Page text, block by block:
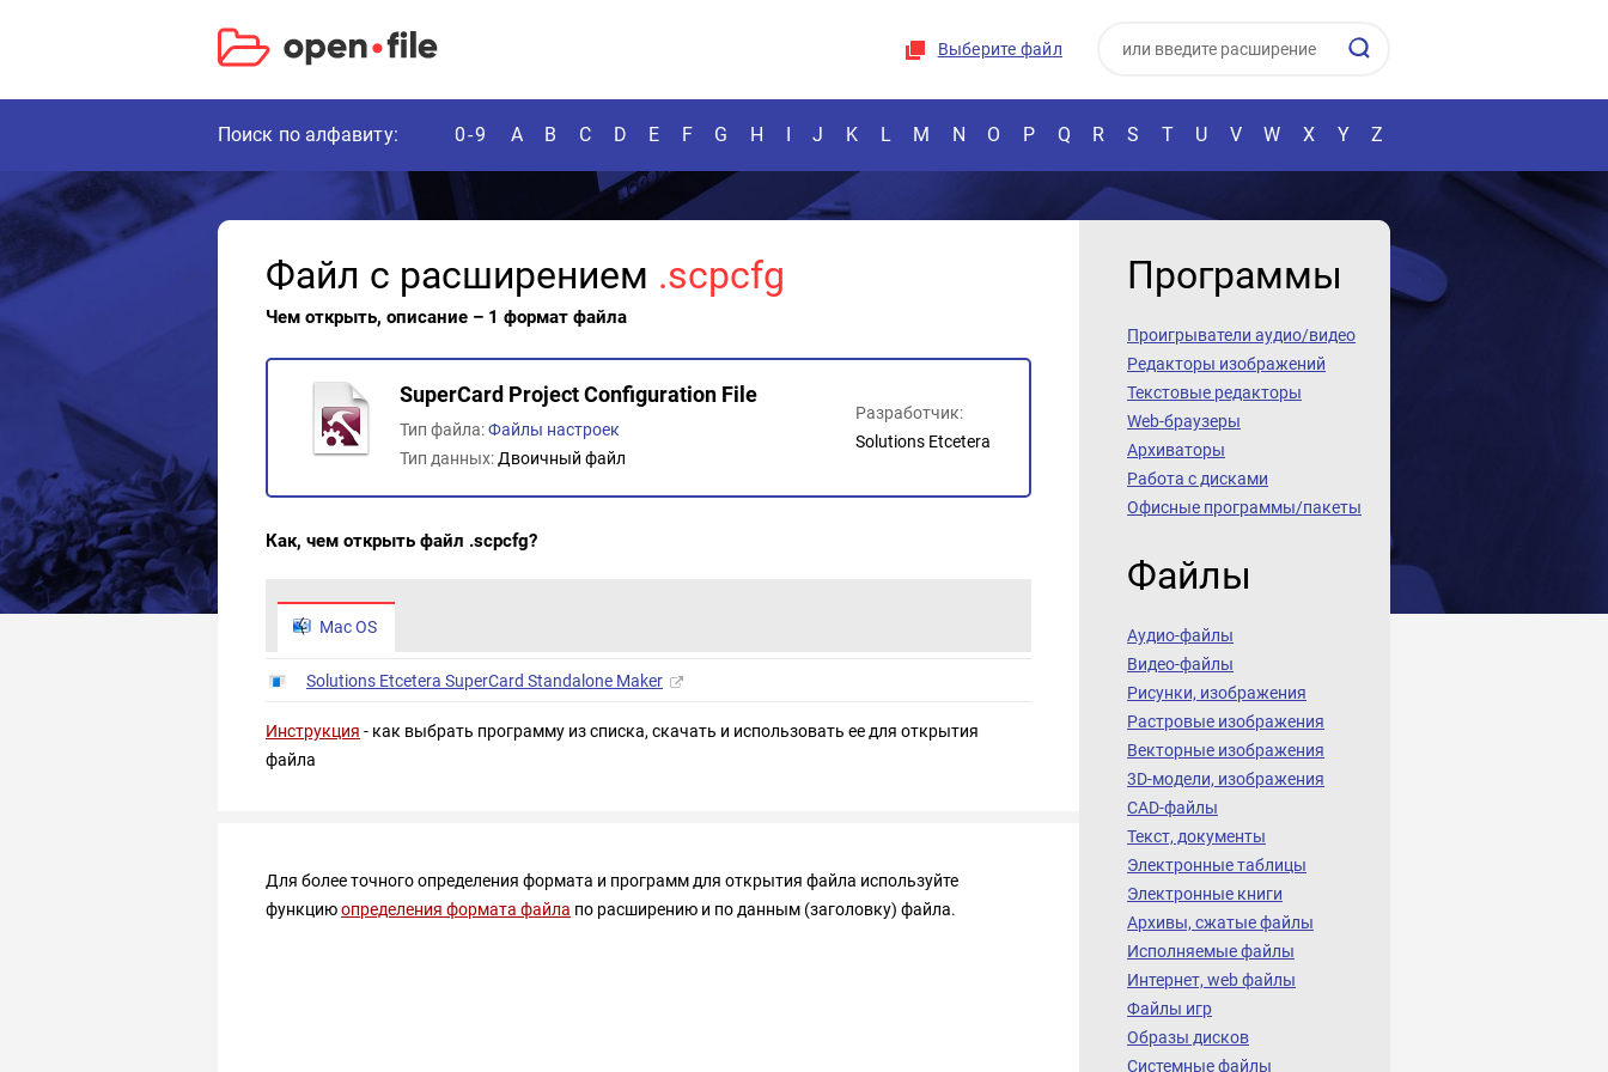
Выберите файл
Поиск по алфавиту: 0-9 A B C D E F G H I J K L M N O P Q R S T U V W X Y Z
Файл с расширением .scpcfg
Чем открыть, описание – 1 формат файла
SuperCard Project Configuration File
Тип файла:Файлы настроек
Тип данных: Двоичный файл
Разработчик:
Solutions Etcetera
Как, чем открыть файл .scpcfg?
Mac OS
Solutions Etcetera SuperCard Standalone Maker
Инструкция - как выбрать программу из списка, скачать и использовать ее для открытия
файла
Для более точного определения формата и программ для открытия файла используйте
функциюопределения формата файла по расширению и по данным (заголовку) файла.
Программы
Проигрыватели аудио/видео
Редакторы изображений
Текстовые редакторы
Web-браузеры
Архиваторы
Работа с дисками
Офисные программы/пакеты
Файлы
Аудио-файлы
Видео-файлы
Рисунки, изображения
Растровые изображения
Векторные изображения
3D-модели, изображения
CAD-файлы
Текст, документы
Электронные таблицы
Электронные книги
Архивы, сжатые файлы
Исполняемые файлы
Интернет, web файлы
Файлы игр
Образы дисков
Системные файлы